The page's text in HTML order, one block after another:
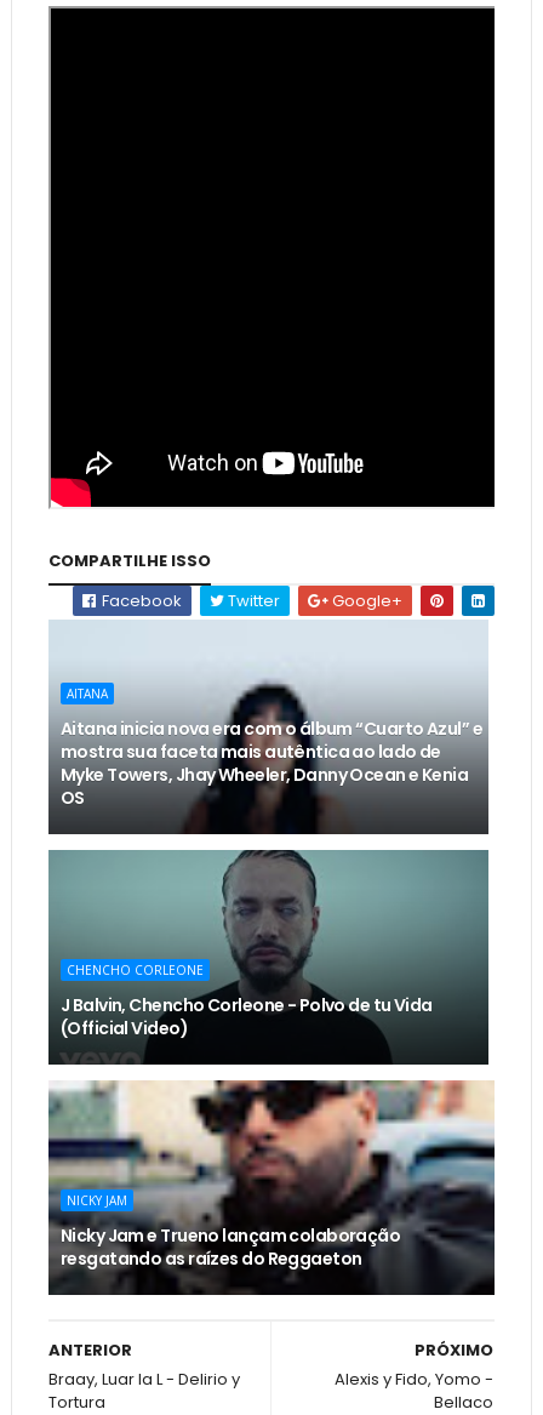
COMPARTILHE ISSO
Facebook
Twitter Google+
AITANA
Aitana inicia nova era com o álbum “Cuarto Azul” e
mostra sua faceta mais autêntica ao lado de
Myke Towers, Jhay Wheeler, Danny Ocean e Kenia
OS
CHENCHO CORLEONE
J Balvin, Chencho Corleone - Polvo de tu Vida
(Official Video)
NICKY JAM
Nicky Jam e Trueno lançam colaboração
resgatando as raízes do Reggaeton
PRÓXIMO
Alexis y Fido, Yomo -
Bellaco
ANTERIOR
Braay, Luar la L - Delirio y
Tortura